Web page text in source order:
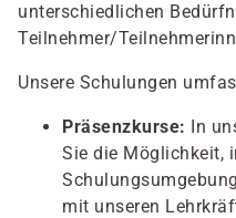
unterschiedlichen
Teilnehmer/
Unsere Schulungen
Präsenzkurse: In
Sie die Möglichkeit,
mit unseren